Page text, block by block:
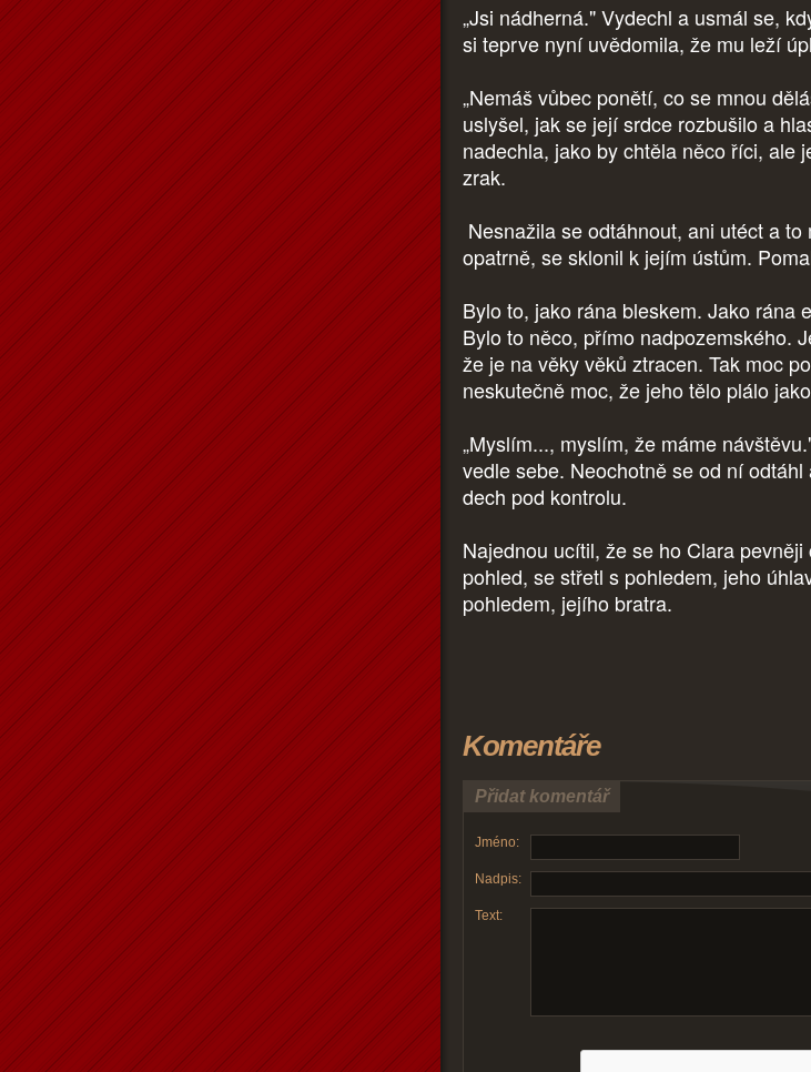
„Jsi nádherná." Vydechl a usmál se,
si teprve nyní uvědomila, že mu leží
„Nemáš vůbec ponětí, co se mnou
uslyšel, jak se její srdce rozbušilo a
nadechla, jako by chtěla něco říci, ale
zrak.
Nesnažila se odtáhnout, ani utéct a
opatrně, se sklonil k jejím ústům.
Bylo to, jako rána bleskem. Jako rána
Bylo to něco, přímo nadpozemského.
že je na věky věků ztracen. Tak moc
neskutečně moc, že jeho tělo plálo
„Myslím..., myslím, že máme
vedle sebe. Neochotně se od ní
dech pod kontrolu.
Najednou ucítil, že se ho Clara
pohled, se střetl s pohledem, jeho
pohledem, jejího bratra.
Komentáře
Přidat komentář
Jméno:
Nadpis:
Text: